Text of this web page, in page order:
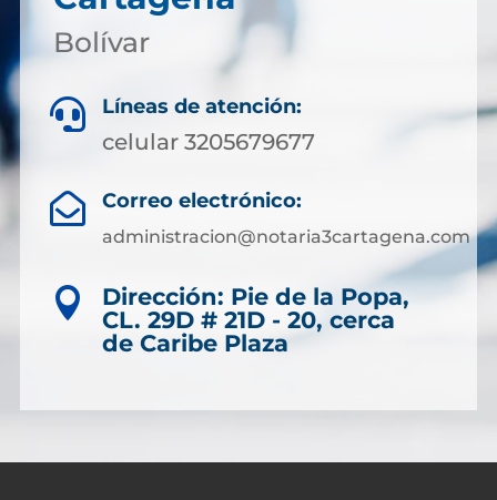
Bolívar
 Líneas de atención:
celular 3205679677
 Correo electrónico:
administracion@notaria3cartagena.com

Dirección: Pie de la Popa,
CL. 29D # 21D - 20, cerca
de Caribe Plaza